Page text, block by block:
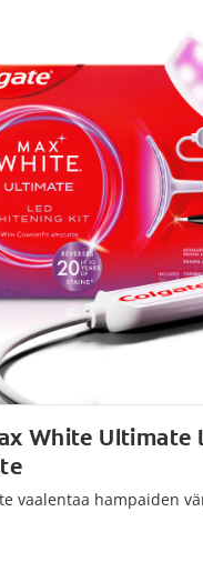
White Ultimate
vaalentaa hampaiden